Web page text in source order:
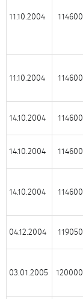
11.10.2004​ 114600​
11.10.2004​ 114600​
14.10.2004​ 114600​
14.10.2004​ 114600​
14.10.2004​ 114600​
04.12.2004​ 119050​
03.01.2005​ 120000​